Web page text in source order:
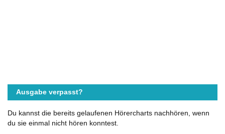
Ausgabe verpasst?
Du kannst die bereits gelaufenen Hörercharts nachhören, wenn
du sie einmal nicht hören konntest.